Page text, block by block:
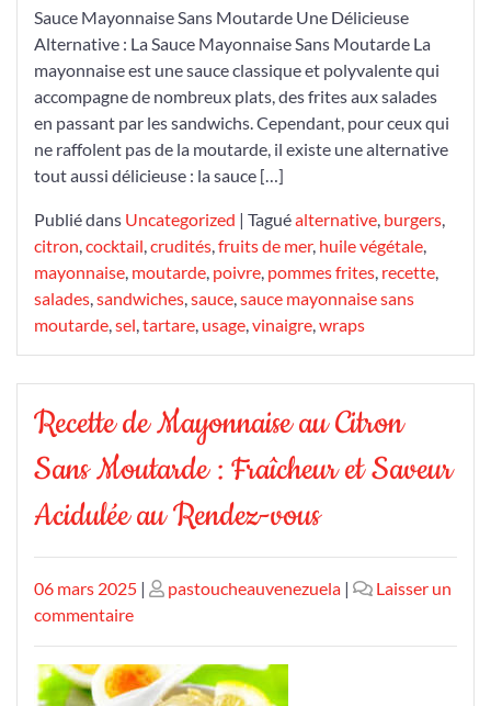
Sauce Mayonnaise Sans Moutarde Une Délicieuse
Alternative : La Sauce Mayonnaise Sans Moutarde La
mayonnaise est une sauce classique et polyvalente qui
accompagne de nombreux plats, des frites aux salades
en passant par les sandwichs. Cependant, pour ceux qui
ne raffolent pas de la moutarde, il existe une alternative
tout aussi délicieuse : la sauce […]
Publié dans Uncategorized | Taguéalternative burgers
citron cocktail crudités fruits de mer, huile végétale
mayonnaise moutarde poivre pommes frites recette
salades sandwiches sauce sauce mayonnaise sans
moutarde sel tartare usage vinaigre wraps
Recette de Mayonnaise au Citron
Sans Moutarde : Fraîcheur et Saveur
Acidulée au Rendez-vous
Publié
le
06 mars 2025 | Publié
pastoucheauvenezuela |
Laisser un
commentairesur
de
Mayonnaise